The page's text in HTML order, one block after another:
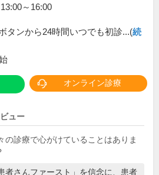
～16:00
タンから24時間いつでも初診...(続
オンライン診療
ュー
の診療で心がけていることはありま
者さんファースト」を信念に、患者